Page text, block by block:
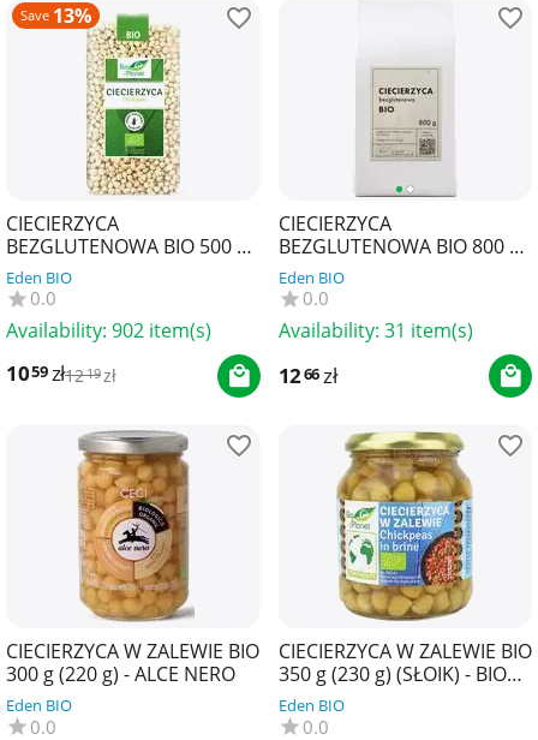
Save 13%
CIECIERZYCA
BEZGLUTENOWA BIO 500 g -
BIO PLANET
Eden BIO
0.0
Availability: 902 item(s)
1059zł1219 zł
CIECIERZYCA
BEZGLUTENOWA BIO 800 g -
THE PLANET
Eden BIO
0.0
Availability: 31 item(s)
1266zł
CIECIERZYCA W ZALEWIE BIO
300 g (220 g) - ALCE NERO
Eden BIO
0.0
CIECIERZYCA W ZALEWIE BIO
350 g (230 g) (SŁOIK) - BIO
PLANET
Eden BIO
0.0